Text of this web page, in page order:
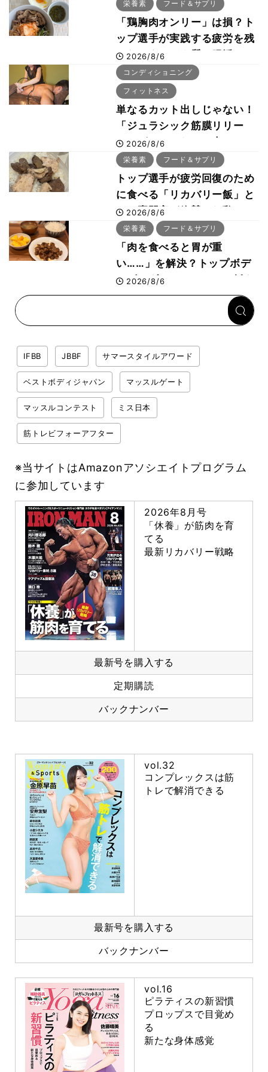
栄養素 フード＆サプリ
「鶏胸肉オンリー」は損？ト
ップ選手が実践する疲労を残
さないタンパク質＆腸活コン
ボ
2026/8/6
コンディショニング
フィットネス
単なるカット出しじゃない！
「ジュラシック筋膜リリー
ス」が口コミだけで大ヒット
した納得の理由 木澤大祐が
解説
2026/8/6
栄養素 フード＆サプリ
トップ選手が疲労回復のため
に食べる「リカバリー飯」と
は？専門家が絶賛した鶏レバ
ー活用法
2026/8/6
栄養素 フード＆サプリ
「肉を食べると胃が重
い……」を解決？トップボデ
ィビルダーのリカバリー飯を
専門家がロジカル解説
2026/8/6
IFBB JBBF サマースタイルアワード
ベストボディジャパン マッスルゲート
マッスルコンテスト ミス日本
筋トレビフォーアフター
※当サイトはAmazonアソシエイトプログラム
に参加しています
2026年8月号
「休養」が筋肉を育
てる
最新リカバリー戦略
最新号を購入する
定期購読
バックナンバー
vol.32
コンプレックスは筋
トレで解消できる
最新号を購入する
バックナンバー
vol.16
ピラティスの新習慣
プロップスで目覚め
る
新たな身体感覚